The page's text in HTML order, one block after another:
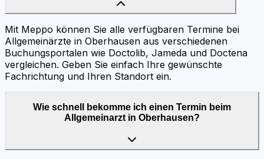
Mit Meppo können Sie alle verfügbaren Termine bei
Allgemeinärzte in Oberhausen aus verschiedenen
Buchungsportalen wie Doctolib, Jameda und Doctena
vergleichen. Geben Sie einfach Ihre gewünschte
Fachrichtung und Ihren Standort ein.
Wie schnell bekomme ich einen Termin beim
Allgemeinarzt in Oberhausen?